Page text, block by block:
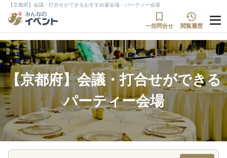
【京都府】会議・打合せができるおすすめ宴会場・パーティー会場
一括問合せ 閲覧履歴
【京都府】会議・打合せができる
パーティー会場